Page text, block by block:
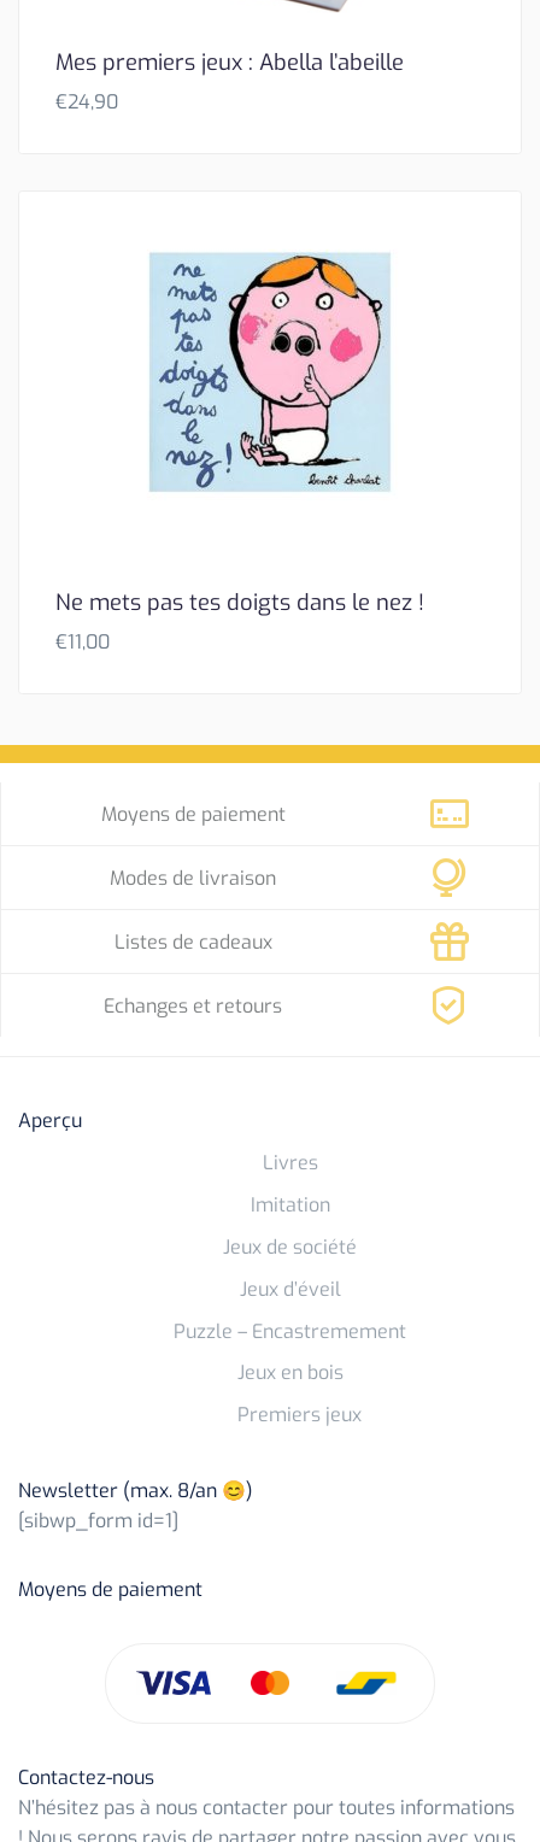
Mes premiers jeux : Abella l’abeille
€24,90
Ne mets pas tes doigts dans le nez !
€11,00
Moyens de paiement
Modes de livraison
Listes de cadeaux
Echanges et retours
Aperçu
Livres
Imitation
Jeux de société
Jeux d’éveil
Puzzle – Encastremement
Jeux en bois
Premiers jeux
Newsletter (max. 8/an 😊)
[sibwp_form id=1]
Moyens de paiement
Contactez-nous
N’hésitez pas à nous contacter pour toutes informations